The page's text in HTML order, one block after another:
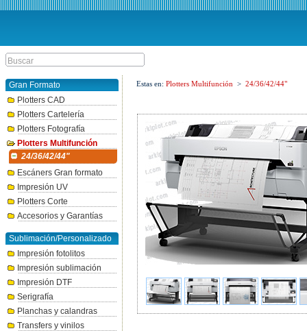
Gran Formato
Plotters CAD
Plotters Cartelería
Plotters Fotografía
Plotters Multifunción
24/36/42/44"
Escáners Gran formato
Impresión UV
Plotters Corte
Accesorios y Garantías
Sublimación/Personalizado
Impresión fotolitos
Impresión sublimación
Impresión DTF
Serigrafía
Planchas y calandras
Transfers y vinilos
Estas en: Plotters Multifunción > 24/36/42/44"